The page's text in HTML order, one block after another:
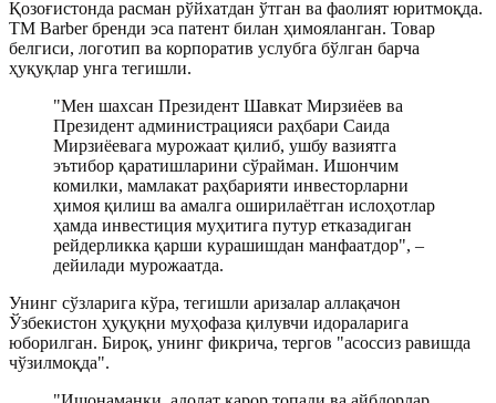
Қозоғистонда расман рўйхатдан ўтган ва фаолият юритмоқда.
ТМ Barber бренди эса патент билан ҳимояланган. Товар
белгиси, логотип ва корпоратив услубга бўлган барча
ҳуқуқлар унга тегишли.
"Мен шахсан Президент Шавкат Мирзиёев ва
Президент администрацияси раҳбари Саида
Мирзиёевага мурожаат қилиб, ушбу вазиятга
эътибор қаратишларини сўрайман. Ишончим
комилки, мамлакат раҳбарияти инвесторларни
ҳимоя қилиш ва амалга оширилаётган ислоҳотлар
ҳамда инвестиция муҳитига путур етказадиган
рейдерликка қарши курашишдан манфаатдор", –
дейилади мурожаатда.
Унинг сўзларига кўра, тегишли аризалар аллақачон
Ўзбекистон ҳуқуқни муҳофаза қилувчи идораларига
юборилган. Бироқ, унинг фикрича, тергов "асоссиз равишда
чўзилмоқда".